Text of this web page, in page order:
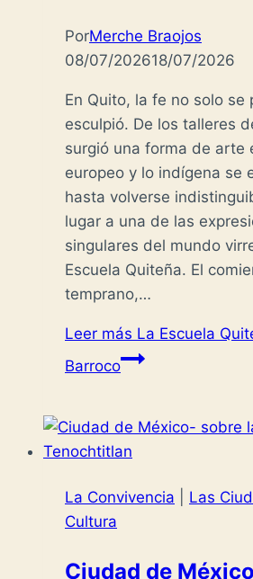
PorMerche Braojos
08/07/202618/07/2026
En Quito, la fe no solo se
esculpió. De los talleres
surgió una forma de arte
europeo y lo indígena se
hasta volverse
lugar a una de las
singulares del mundo
Escuela Quiteña. El
temprano,…
Leer más La Escuela
Barroco
La Convivencia
Las
Cultura
Ciudad de